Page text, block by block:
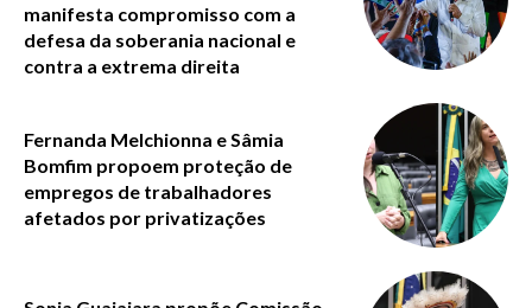
manifesta compromisso com a
defesa da soberania nacional e
contra a extrema direita
Fernanda Melchionna e Sâmia
Bomfim propoem proteção de
empregos de trabalhadores
afetados por privatizações